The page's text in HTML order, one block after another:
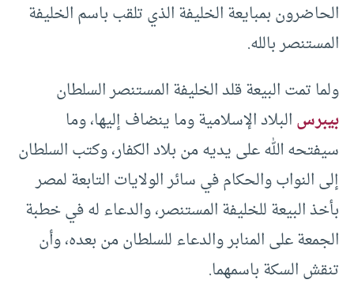
الحاضرون بمبايعة الخليفة الذي تلقب باسم الخليفة
المستنصر بالله.
ولما تمت البيعة قلد الخليفة المستنصر السلطان
بيبرسالبلاد الإسلامية وما ينضاف إليها، وما
سيفتحه الله على يديه من بلاد الكفار، وكتب السلطان
إلى النواب والحكام في سائر الولايات التابعة لمصر
بأخذ البيعة للخليفة المستنصر، والدعاء له في خطبة
الجمعة على المنابر والدعاء للسلطان من بعده، وأن
تنقش السكة باسمهما.